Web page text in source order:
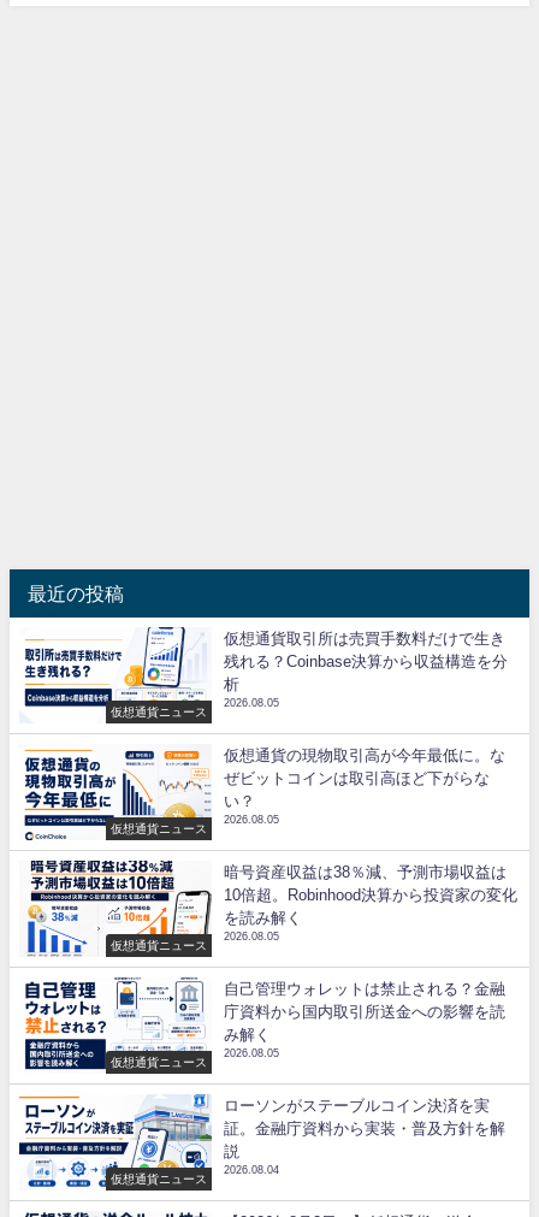
最近の投稿
仮想通貨ニュース
仮想通貨取引所は売買手数料だけで生き
残れる？Coinbase決算から収益構造を分
析
2026.08.05
仮想通貨ニュース
仮想通貨の現物取引高が今年最低に。な
ぜビットコインは取引高ほど下がらな
い？
2026.08.05
仮想通貨ニュース
暗号資産収益は38％減、予測市場収益は
10倍超。Robinhood決算から投資家の変化
を読み解く
2026.08.05
仮想通貨ニュース
自己管理ウォレットは禁止される？金融
庁資料から国内取引所送金への影響を読
み解く
2026.08.05
仮想通貨ニュース
ローソンがステーブルコイン決済を実
証。金融庁資料から実装・普及方針を解
説
2026.08.04